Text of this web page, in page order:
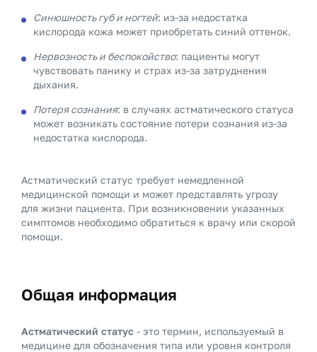
Синюшность губ и ногтей: из-за недостатка
кислорода кожа может приобретать синий оттенок.
Нервозность и беспокойство: пациенты могут
чувствовать панику и страх из-за затруднения
дыхания.
Потеря сознания: в случаях астматического статуса
может возникать состояние потери сознания из-за
недостатка кислорода.
Астматический статус требует немедленной
медицинской помощи и может представлять угрозу
для жизни пациента. При возникновении указанных
симптомов необходимо обратиться к врачу или скорой
помощи.
Общая информация
Астматический статус - это термин, используемый в
медицине для обозначения типа или уровня контроля